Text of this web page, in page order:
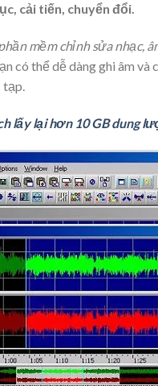
cải tiến, chuyển đổi.
mềm chỉnh sửa nhạc,
có thể dễ dàng ghi âm
tạp.
lấy lại hơn 10 GB dung